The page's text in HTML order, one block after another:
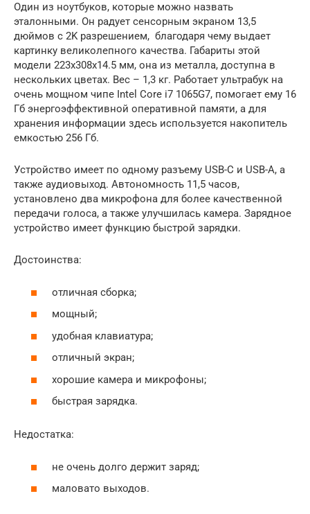
Один из ноутбуков, которые можно назвать
эталонными. Он радует сенсорным экраном 13,5
дюймов с 2K разрешением, благодаря чему выдает
картинку великолепного качества. Габариты этой
модели 223x308x14.5 мм, она из металла, доступна в
нескольких цветах. Вес – 1,3 кг. Работает ультрабук на
очень мощном чипе Intel Core i7 1065G7, помогает ему 16
Гб энергоэффективной оперативной памяти, а для
хранения информации здесь используется накопитель
емкостью 256 Гб.
Устройство имеет по одному разъему USB-C и USB-A, а
также аудиовыход. Автономность 11,5 часов,
установлено два микрофона для более качественной
передачи голоса, а также улучшилась камера. Зарядное
устройство имеет функцию быстрой зарядки.
Достоинства:
отличная сборка;
мощный;
удобная клавиатура;
отличный экран;
хорошие камера и микрофоны;
быстрая зарядка.
Недостатка:
не очень долго держит заряд;
маловато выходов.